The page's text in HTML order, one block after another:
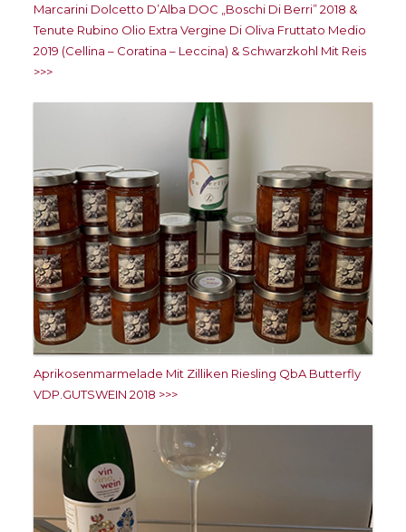
Marcarini Dolcetto D’Alba DOC „Boschi Di Berri” 2018 &
Tenute Rubino Olio Extra Vergine Di Oliva Fruttato Medio
2019 (Cellina – Coratina – Leccina) & Schwarzkohl Mit Reis
>>>
Aprikosenmarmelade Mit Zilliken Riesling QbA Butterfly
VDP.GUTSWEIN 2018 >>>